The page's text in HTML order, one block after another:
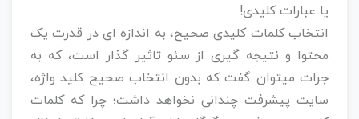
یا عبارات کلیدی!
انتخاب کلمات کلیدی صحیح، به اندازه ای در قدرت یک
محتوا و نتیجه گیری از سئو تاثیر گذار است، که به
جرات میتوان گفت که بدون انتخاب صحیح کلید واژه،
سایت پیشرفت چندانی نخواهد داشت؛ چرا که کلمات